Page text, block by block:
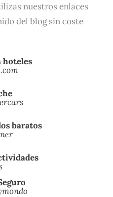
nuestros enlaces
del blog sin coste
hoteles
baratos